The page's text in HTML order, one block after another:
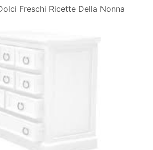
Freschi Ricette Della Nonna